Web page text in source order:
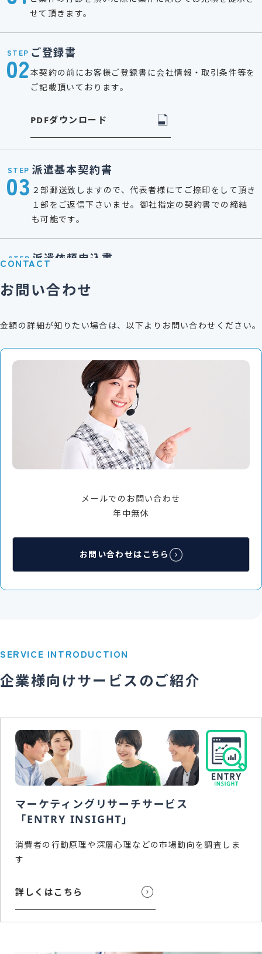
せて頂きます。
STEP
02 ご登録書
本契約の前にお客様ご登録書に会社情報・取引条件等を
ご記載頂いております。
PDFダウンロード
STEP
03 派遣基本契約書
２部郵送致しますので、代表者様にてご捺印をして頂き
１部をご返信下さいませ。御社指定の契約書での締結
も可能です。
STEP
04派遣依頼申込書
て書面で（FAX・メール）派遣依頼をお願い致します。
PDFダウンロード
抵触日通知書
自由化業務の場合は、その事業所毎に抵触日のご通知を
頂戴しております。定帳票の上、ご理解の程お願い申し
PDFダウンロード
労働者派遣個別契約書
派遣期間中
く派遣スタッフをご通知致します。
08
ますので、御社にて保管下さい。
STEP
09タイムシート / 業務完了報告書
派遣スタッフが持っておりますタイムシート１日単位の
短期派遣の場合は、業務完了報告書に勤務時間とご担
当者様のサインもしくは押印をお願いします。
派遣終了後
10御社の締め日に合わせてご請求書を発行させて頂きま
す。事前にFAXやメールにて内容、金額のご確認もして
お問い合わせ
CONTACT
金額の詳細が知りたい場合は、以下よりお問い合わせください。
メールでのお問い合わせ
年中無休
お問い合わせはこちら
企業様向けサービスのご紹介
SERVICE INTRODUCTION
マーケティングリサーチサービス
「ENTRY INSIGHT」
消費者の行動原理や深層心理などの市場動向を調査しま
す
詳しくはこちら